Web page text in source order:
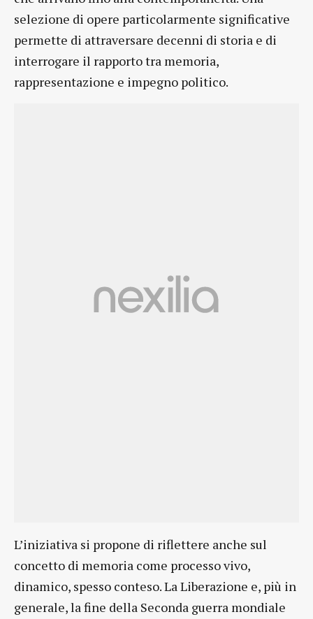
selezione di opere particolarmente significative
permette di attraversare decenni di storia e di
interrogare il rapporto tra memoria,
rappresentazione e impegno politico.
L’iniziativa si propone di riflettere anche sul
concetto di memoria come processo vivo,
dinamico, spesso conteso. La Liberazione e, più in
generale, la fine della Seconda guerra mondiale